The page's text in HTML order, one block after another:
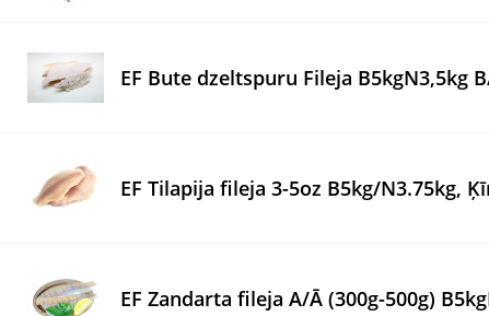
EF Bute dzeltspuru Fileja B5kgN3,5kg
EF Tilapija fileja 3-5oz B5kg/N3.75kg,
EF Zandarta fileja A/Ā (300g-500g)